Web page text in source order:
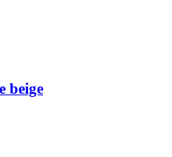
beige